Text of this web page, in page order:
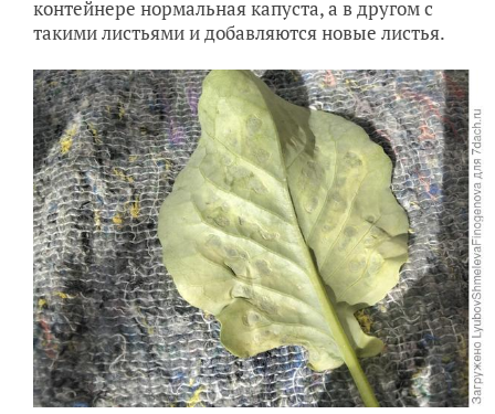
контейнере нормальная капуста, а в другом с
такими листьями и добавляются новые листья.